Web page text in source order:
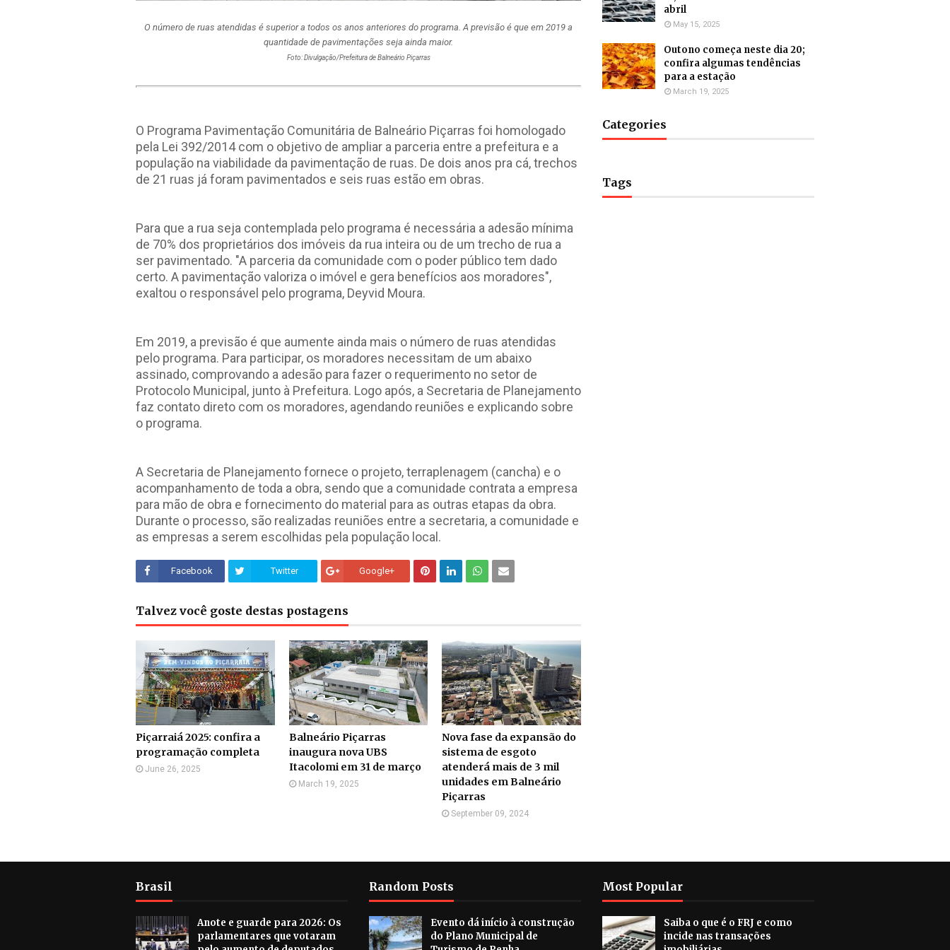
O número de ruas atendidas é superior a todos os anos anteriores do programa. A previsão é que em 2019 a
quantidade de pavimentações seja ainda maior.
Foto: Divulgação/Prefeitura de Balneário Piçarras
O Programa Pavimentação Comunitária de Balneário Piçarras foi homologado
pela Lei 392/2014 com o objetivo de ampliar a parceria entre a prefeitura e a
população na viabilidade da pavimentação de ruas. De dois anos pra cá, trechos
de 21 ruas já foram pavimentados e seis ruas estão em obras.
Para que a rua seja contemplada pelo programa é necessária a adesão mínima
de 70% dos proprietários dos imóveis da rua inteira ou de um trecho de rua a
ser pavimentado. "A parceria da comunidade com o poder público tem dado
certo. A pavimentação valoriza o imóvel e gera benefícios aos moradores",
exaltou o responsável pelo programa, Deyvid Moura.
Em 2019, a previsão é que aumente ainda mais o número de ruas atendidas
pelo programa. Para participar, os moradores necessitam de um abaixo
assinado, comprovando a adesão para fazer o requerimento no setor de
Protocolo Municipal, junto à Prefeitura. Logo após, a Secretaria de Planejamento
faz contato direto com os moradores, agendando reuniões e explicando sobre
o programa.
A Secretaria de Planejamento fornece o projeto, terraplenagem (cancha) e o
acompanhamento de toda a obra, sendo que a comunidade contrata a empresa
para mão de obra e fornecimento do material para as outras etapas da obra.
Durante o processo, são realizadas reuniões entre a secretaria, a comunidade e
as empresas a serem escolhidas pela população local.
Facebook Twitter Google+
Talvez você goste destas postagens
Piçarraiá 2025: confira a
programação completa
June 26, 2025
Balneário Piçarras
inaugura nova UBS
Itacolomi em 31 de março
March 19, 2025
Nova fase da expansão do
sistema de esgoto
atenderá mais de 3 mil
unidades em Balneário
Piçarras
September 09, 2024
abril
May 15, 2025
Outono começa neste dia 20;
confira algumas tendências
para a estação
March 19, 2025
Categories
Tags
Brasil
Anote e guarde para 2026: Os
parlamentares que votaram
Random Posts
Evento dá início à construção
do Plano Municipal de
Most Popular
Saiba o que é o FRJ e como
incide nas transações